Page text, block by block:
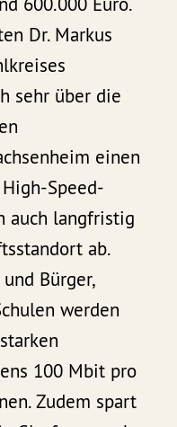
Dr. Markus
sehr über die
einen
Speed-
auch langfristig
ab.
Bürger,
werden
100 Mbit pro
Zudem spart